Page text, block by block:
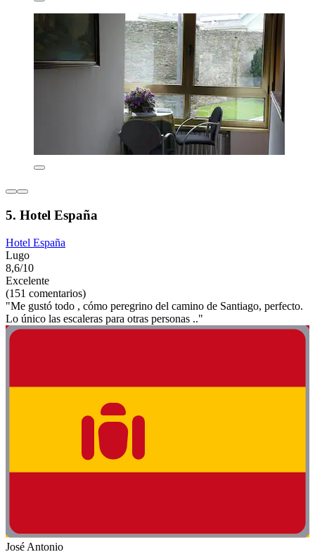
5. Hotel España
Hotel España
Lugo
8,6/10
Excelente
(151 comentarios)
"Me gustó todo , cómo peregrino del camino de Santiago, perfecto.
Lo único las escaleras para otras personas .."
José Antonio